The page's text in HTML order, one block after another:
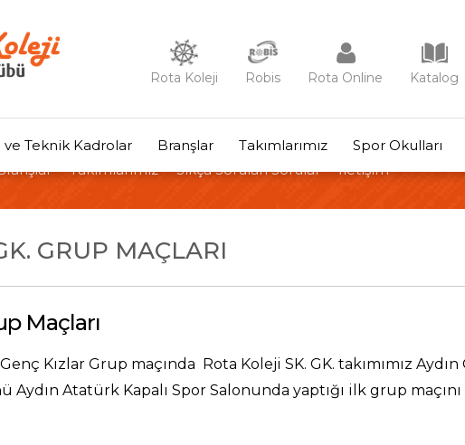
Rota Koleji Robis Rota Online Katalog
ve Teknik Kadrolar Branşlar Takımlarımız Spor Okulları
Takımlarımız Sıkça Sorulan Sorular İletişim
GRUP MAÇLARI
Maçları
Kızlar Grup maçında Rota Koleji SK. GK. takımımız Aydın
Aydın Atatürk Kapalı Spor Salonunda yaptığı ilk grup maçını